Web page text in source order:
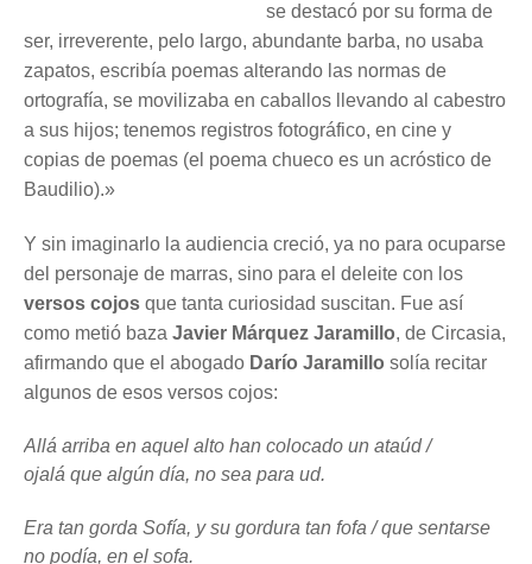
se destacó por su forma de
ser, irreverente, pelo largo, abundante barba, no usaba
zapatos, escribía poemas alterando las normas de
ortografía, se movilizaba en caballos llevando al cabestro
a sus hijos; tenemos registros fotográfico, en cine y
copias de poemas (el poema chueco es un acróstico de
Baudilio).»
Y sin imaginarlo la audiencia creció, ya no para ocuparse
del personaje de marras, sino para el deleite con los
versos cojos que tanta curiosidad suscitan. Fue así
como metió baza Javier Márquez Jaramillo, de Circasia,
afirmando que el abogado Darío Jaramillo solía recitar
algunos de esos versos cojos:
Allá arriba en aquel alto han colocado un ataúd /
ojalá que algún día, no sea para ud.
Era tan gorda Sofía, y su gordura tan fofa / que sentarse
no podía, en el sofa.